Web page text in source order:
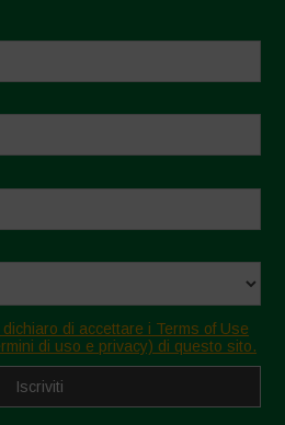
di accettare i Terms of Use
di uso e privacy) di questo sito.